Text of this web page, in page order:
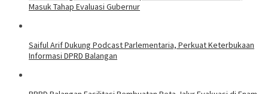
Masuk Tahap Evaluasi Gubernur
Saiful Arif Dukung Podcast Parlementaria, Perkuat Keterbukaan
Informasi DPRD Balangan